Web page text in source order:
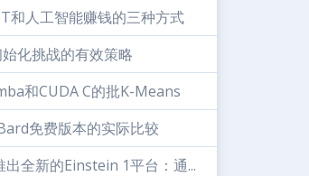
和人工智能赚钱的三种方式
化挑战的有效策略
和CUDA C的批K-Means
免费版本的实际比较
全新的Einstein 1平台：通...